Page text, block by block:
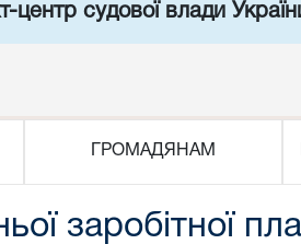
центр судової влади
ГРОМАДЯНАМ
заробітної